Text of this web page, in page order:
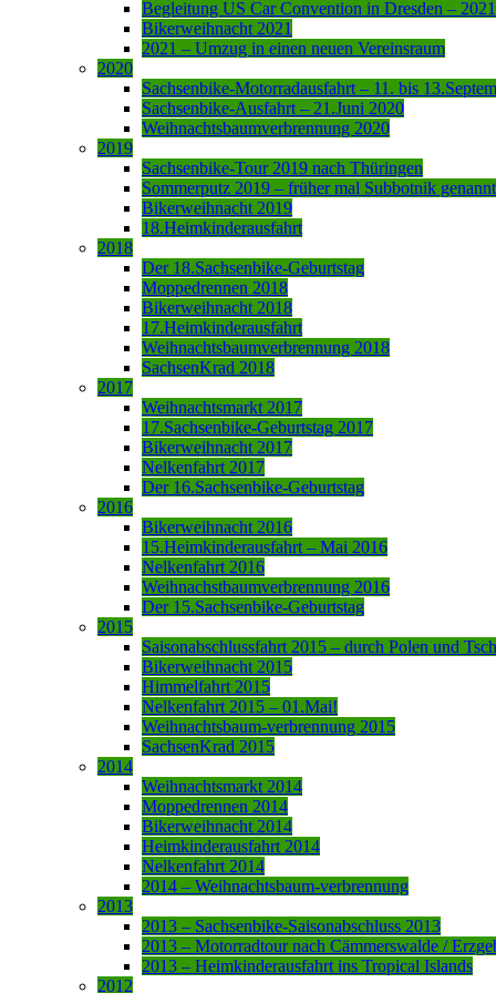
Begleitung US Car Convention in Dresden – 2021
Bikerweihnacht 2021
2021 – Umzug in einen neuen Vereinsraum
2020
Sachsenbike-Motorradausfahrt – 11. bis
Sachsenbike-Ausfahrt – 21.Juni 2020
Weihnachtsbaumverbrennung 2020
2019
Sachsenbike-Tour 2019 nach Thüringen
Sommerputz 2019 – früher mal Subbotnik genannt
Bikerweihnacht 2019
18.Heimkinderausfahrt
2018
Der 18.Sachsenbike-Geburtstag
Moppedrennen 2018
Bikerweihnacht 2018
17.Heimkinderausfahrt
Weihnachtsbaumverbrennung 2018
SachsenKrad 2018
2017
Weihnachtsmarkt 2017
17.Sachsenbike-Geburtstag 2017
Bikerweihnacht 2017
Nelkenfahrt 2017
Der 16.Sachsenbike-Geburtstag
2016
Bikerweihnacht 2016
15.Heimkinderausfahrt – Mai 2016
Nelkenfahrt 2016
Weihnachstbaumverbrennung 2016
Der 15.Sachsenbike-Geburtstag
2015
Saisonabschlussfahrt 2015 – durch Polen und
Bikerweihnacht 2015
Himmelfahrt 2015
Nelkenfahrt 2015 – 01.Mai!
Weihnachtsbaum-verbrennung 2015
SachsenKrad 2015
2014
Weihnachtsmarkt 2014
Moppedrennen 2014
Bikerweihnacht 2014
Heimkinderausfahrt 2014
Nelkenfahrt 2014
2014 – Weihnachtsbaum-verbrennung
2013
2013 – Sachsenbike-Saisonabschluss 2013
2013 – Motorradtour nach Cämmerswalde /
2013 – Heimkinderausfahrt ins Tropical Islands
2012